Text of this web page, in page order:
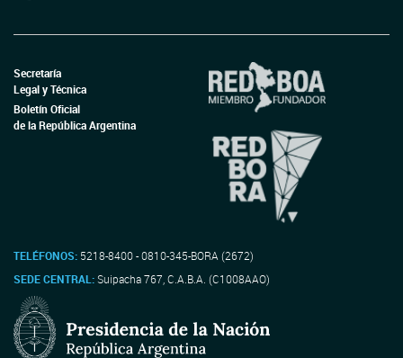
Secretaría
Legal y Técnica
Boletín Oficial
de la República Argentina
TELÉFONOS: 5218-8400 - 0810-345-BORA (2672)
SEDE CENTRAL:Suipacha 767, C.A.B.A. (C1008AAO)